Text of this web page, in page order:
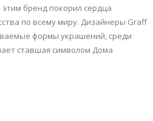
бренд покорил сердца
по всему миру. Дизайнеры Graff
формы украшений, среди
ставшая символом Дома